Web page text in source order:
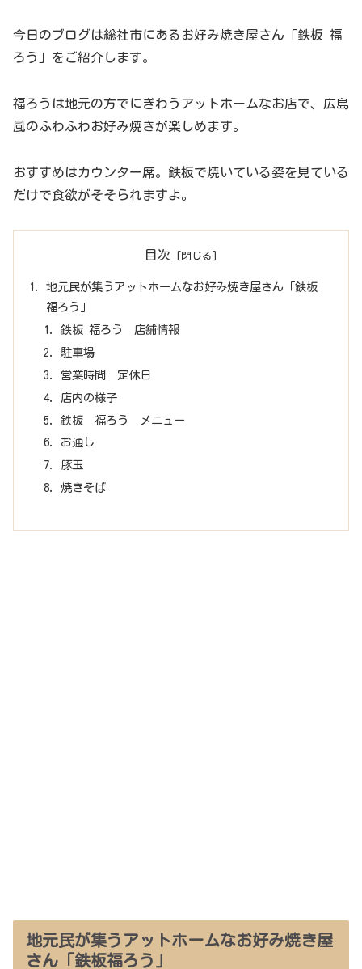
今日のブログは総社市にあるお好み焼き屋さん「鉄板 福
ろう」をご紹介します。
福ろうは地元の方でにぎわうアットホームなお店で、広島
風のふわふわお好み焼きが楽しめます。
おすすめはカウンター席。鉄板で焼いている姿を見ている
だけで食欲がそそられますよ。
目次
地元民が集うアットホームなお好み焼き屋さん「鉄板
福ろう」
鉄板 福ろう 店舗情報
駐車場
営業時間 定休日
店内の様子
鉄板 福ろう メニュー
お通し
豚玉
焼きそば
地元民が集うアットホームなお好み焼き屋
さん「鉄板福ろう」